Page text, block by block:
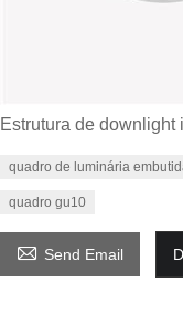
Estrutura de
quadro de luminária
quadro gu10
 Send Email